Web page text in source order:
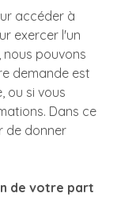
accéder à
exercer l'un
pouvons
demande est
ou si vous
Dans ce
de donner
de votre part